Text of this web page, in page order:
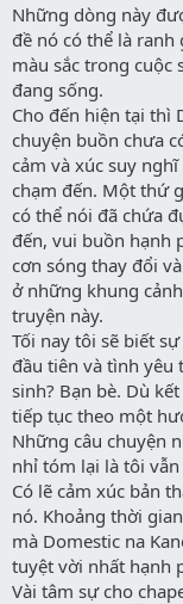
Những dòng này
đề nó có thể là
màu sắc trong cuộc
đang sống.
Cho đến hiện tại thì
chuyện buồn chưa
cảm và xúc suy
chạm đến. Một thứ
có thể nói đã chứa
đến, vui buồn hạnh
cơn sóng thay đổi
ở những khung
truyện này.
Tối nay tôi sẽ biết
đầu tiên và tình yêu
sinh? Bạn bè. Dù
tiếp tục theo một
Những câu chuyện
nhỉ tóm lại là tôi
Có lẽ cảm xúc bản
nó. Khoảng thời
mà Domestic na
tuyệt vời nhất hạnh
Vài tâm sự cho